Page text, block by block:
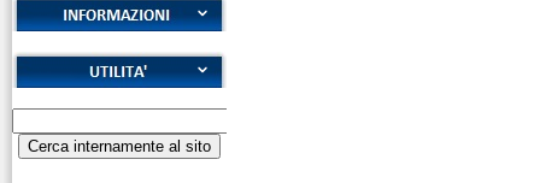
Cookies
Diritto di recesso
Garanzie
Alfabeto Fonetico
ICAO